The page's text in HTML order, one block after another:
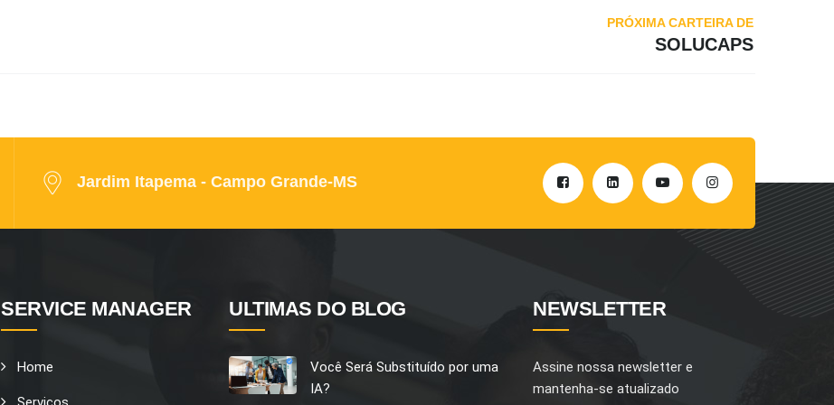
PRÓXIMA CARTEIRA DE
SOLUCAPS
Jardim Itapema - Campo Grande-MS
SERVICE MANAGER
Home
ULTIMAS DO BLOG
Você Será Substituído por uma
IA?
NEWSLETTER
Assine nossa newsletter e
mantenha-se atualizado